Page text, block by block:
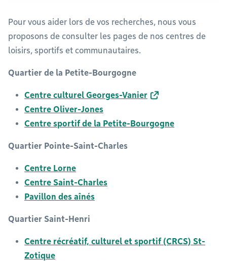
Pour vous aider lors de vos recherches, nous vous
proposons de consulter les pages de nos centres de
loisirs, sportifs et communautaires.
Quartier de la Petite-Bourgogne
Centre culturel Georges-Vanier
Centre Oliver-Jones
Centre sportif de la Petite-Bourgogne
Quartier Pointe-Saint-Charles
Centre Lorne
Centre Saint-Charles
Pavillon des aînés
Quartier Saint-Henri
Centre récréatif, culturel et sportif (CRCS) St-
Zotique